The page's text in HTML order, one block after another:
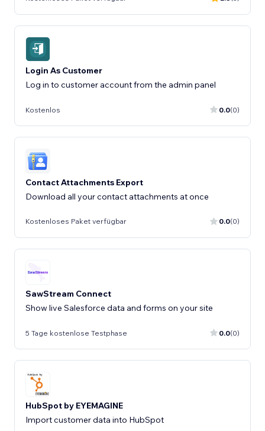
Login As Customer
Log in to customer account from the admin panel
Kostenlos 0.0(0)
Contact Attachments Export
Download all your contact attachments at once
Kostenloses Paket verfügbar 0.0(0)
SawStream Connect
Show live Salesforce data and forms on your site
5 Tage kostenlose Testphase 0.0(0)
HubSpot by EYEMAGINE
Import customer data into HubSpot